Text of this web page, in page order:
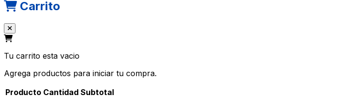
Carrito
Tu carrito esta vacio
Agrega productos para iniciar tu compra.
Producto Cantidad Subtotal